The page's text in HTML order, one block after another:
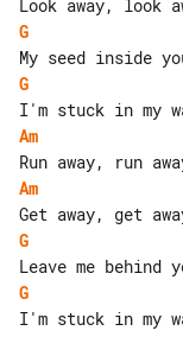
G
G
Am
Am
G
G